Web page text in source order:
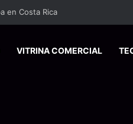
en Costa Rica
VITRINA COMERCIAL